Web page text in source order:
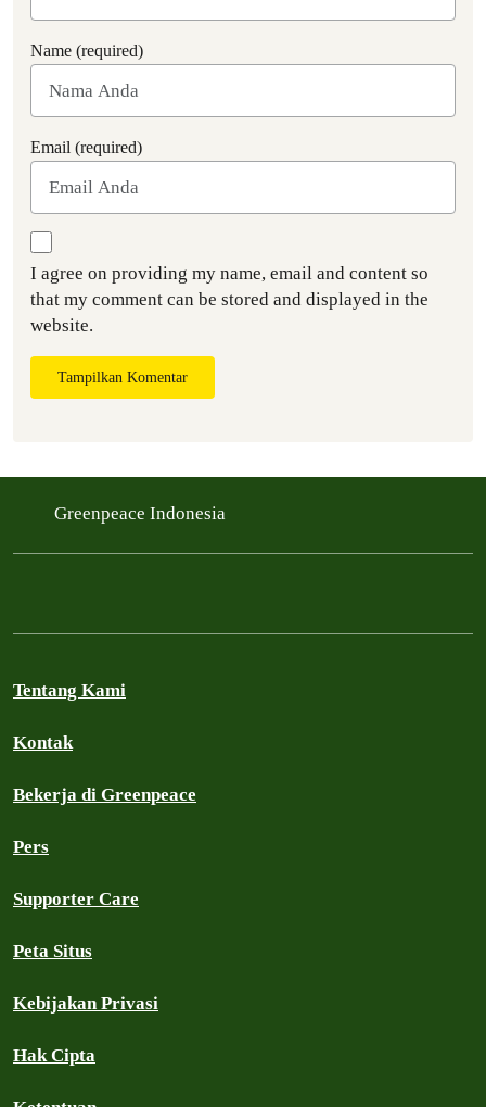
Name (required)
Email (required)
I agree on providing my name, email and content so
that my comment can be stored and displayed in the
website.
Tampilkan Komentar
Greenpeace Indonesia
Tentang Kami
Kontak
Bekerja di Greenpeace
Pers
Supporter Care
Peta Situs
Kebijakan Privasi
Hak Cipta